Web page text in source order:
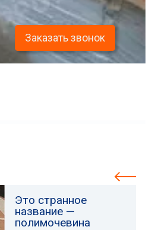
Заказать звонок
Это странное
название —
полимочевина